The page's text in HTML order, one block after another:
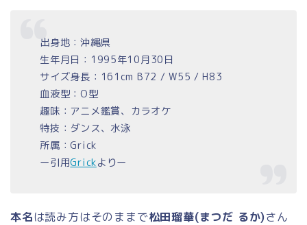
出身地：沖縄県
生年月日：1995年10月30日
サイズ身長：161cm B72 / W55 / H83
血液型：O型
趣味：アニメ鑑賞、カラオケ
特技：ダンス、水泳
所属：Grick
ー引用Grickよりー
本名は読み方はそのままで松田瑠華(まつだ るか)さん